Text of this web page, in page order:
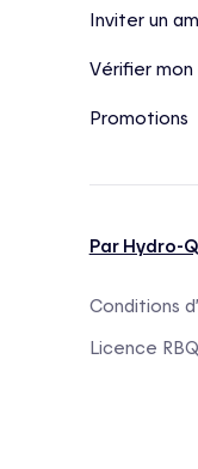
Inviter un
Vérifier mon
Promotions
Par Hydro-
Conditions
Licence